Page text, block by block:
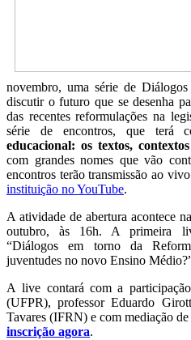
novembro, uma série de
discutir o futuro que se desenha
das recentes reformulações na
série de encontros, que terá
educacional: os textos,
com grandes nomes que vão
encontros terão transmissão ao
instituição no YouTube.
A atividade de abertura acontece
outubro, às 16h. A primeira
“Diálogos em torno da
juventudes no novo Ensino
A live contará com a
(UFPR), professor Eduardo
Tavares (IFRN) e com mediação
inscrição agora.